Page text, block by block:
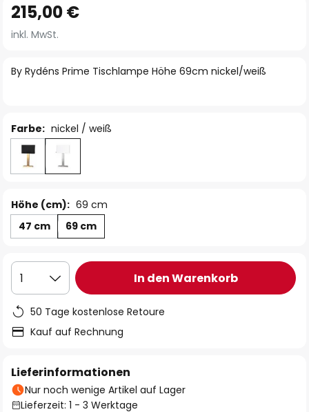
Anfang
der
springen
By Rydéns Prime Tischlampe Höhe 69cm nickel/weiß
215,00 €
inkl. MwSt.
Farbe: nickel / weiß
Höhe (cm): 69 cm
47 cm
69 cm
1 In den Warenkorb
50 Tage kostenlose Retoure
Kauf auf Rechnung
Lieferinformationen
Nur noch wenige Artikel auf Lager
Lieferzeit: 1 - 3 Werktage